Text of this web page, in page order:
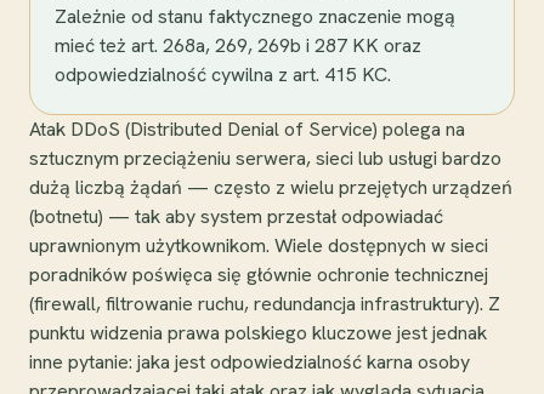
Zależnie od stanu faktycznego znaczenie mogą
mieć też art. 268a, 269, 269b i 287 KK oraz
odpowiedzialność cywilna z art. 415 KC.
Atak DDoS (Distributed Denial of Service) polega na
sztucznym przeciążeniu serwera, sieci lub usługi bardzo
dużą liczbą żądań — często z wielu przejętych urządzeń
(botnetu) — tak aby system przestał odpowiadać
uprawnionym użytkownikom. Wiele dostępnych w sieci
poradników poświęca się głównie ochronie technicznej
(firewall, filtrowanie ruchu, redundancja infrastruktury). Z
punktu widzenia prawa polskiego kluczowe jest jednak
inne pytanie: jaka jest odpowiedzialność karna osoby